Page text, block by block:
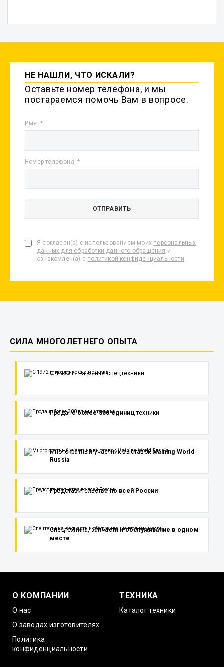
НЕ НАШЛИ, ЧТО ИСКАЛИ?
Оставьте номер телефона, и мы
постараемся помочь Вам в вопросе.
Имя
Номер телефона
Я согласен(а) с использованием моих персональных
данных для обработки данного обращения и
ознакомлен(а) с политикой конфиденциальности
СИЛА МНОГОЛЕТНЕГО ОПЫТА
С 1972 г.на рынке спецтехники
Проданоболее 300 едиництехники
Многократный участник выставок Maining World
Russia
Представительствапо всей России
Спецтехника, запчасти иобслуживание в одном
месте
О КОМПАНИИ
О нас
О заводах изготовителях
Политика
конфиденциальности
ТЕХНИКА
Каталог техники